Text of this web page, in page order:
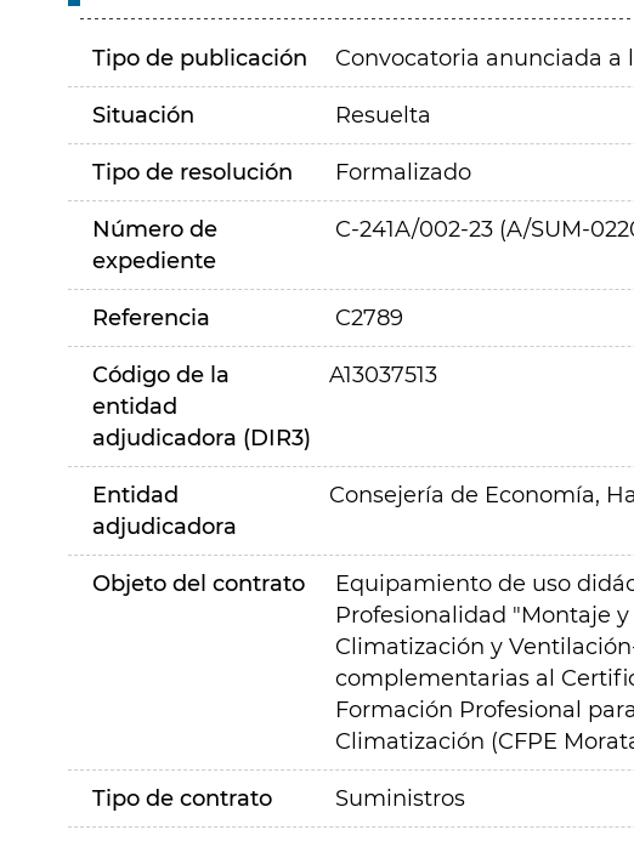
Tipo de publicación Convocatoria anunciada a
Situación Resuelta
Tipo de resolución Formalizado
Número de
expediente
C-241A/002-23 (A/SUM-
Referencia C2789
Código de la
entidad
adjudicadora (DIR3)
A13037513
Entidad
adjudicadora
Consejería de Economía,
Objeto del contrato
Equipamiento de uso
Profesionalidad "Montaje
Climatización y
complementarias al
Formación Profesional
Climatización (CFPE
Tipo de contrato Suministros